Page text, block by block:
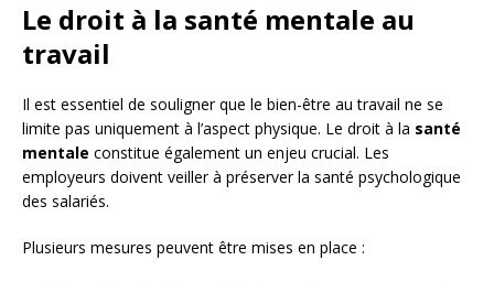
Le droit à la santé mentale au
travail
Il est essentiel de souligner que le bien-être au travail ne se
limite pas uniquement à l’aspect physique. Le droit à la santé
mentale constitue également un enjeu crucial. Les
employeurs doivent veiller à préserver la santé psychologique
des salariés.
Plusieurs mesures peuvent être mises en place :